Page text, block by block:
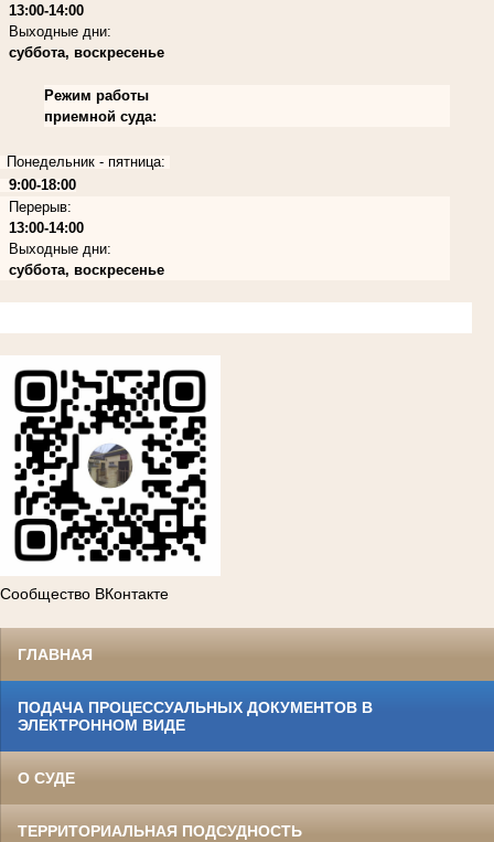
13:00-14:00
Выходные дни:
суббота, воскресенье
Режим работы
приемной суда:
Понедельник - пятница:
9:00-18:00
Перерыв:
13:00-14:00
Выходные дни:
суббота, воскресенье
Сообщество ВКонтакте
ГЛАВНАЯ
ПОДАЧА ПРОЦЕССУАЛЬНЫХ ДОКУМЕНТОВ В
ЭЛЕКТРОННОМ ВИДЕ
О СУДЕ
ТЕРРИТОРИАЛЬНАЯ ПОДСУДНОСТЬ